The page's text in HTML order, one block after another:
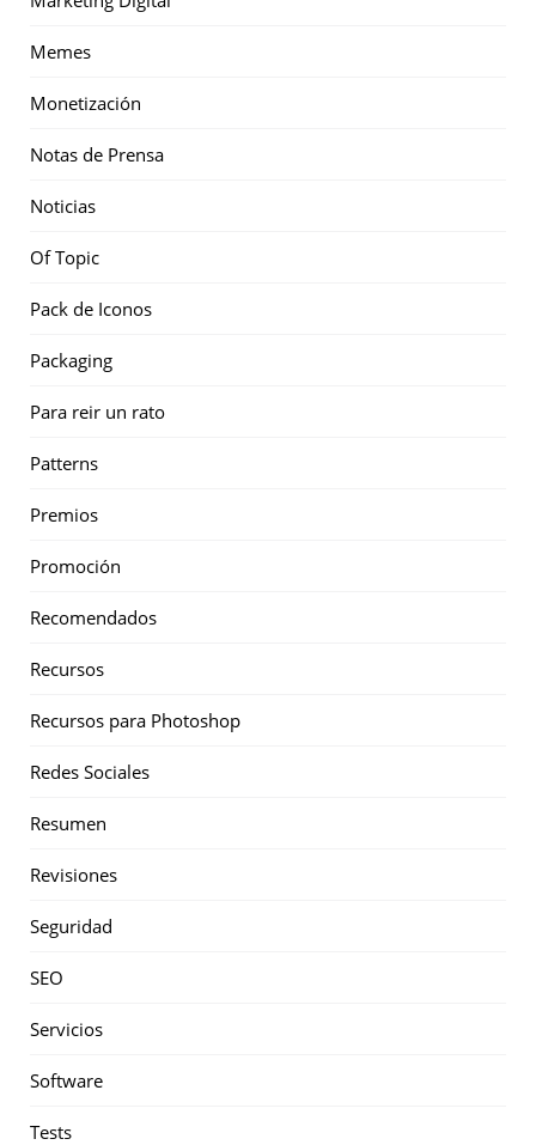
Memes
Monetización
Notas de Prensa
Noticias
Of Topic
Pack de Iconos
Packaging
Para reir un rato
Patterns
Premios
Promoción
Recomendados
Recursos
Recursos para Photoshop
Redes Sociales
Resumen
Revisiones
Seguridad
SEO
Servicios
Software
Tests